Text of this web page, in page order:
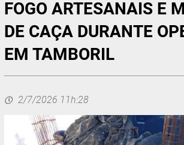
FOGO ARTESANAIS E
DE CAÇA DURANTE
EM TAMBORIL
2/7/2026 11h:28